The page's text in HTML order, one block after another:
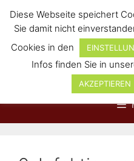
Diese Webseite speichert
Sie damit nicht
Cookies in den
Infos finden Sie in
AKZEPTIEREN